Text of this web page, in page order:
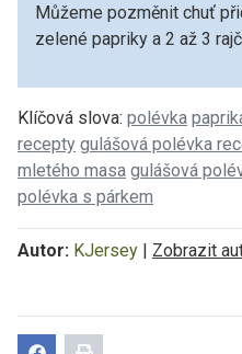
Můžeme pozměnit chuť
zelené papriky a 2 až 3
Klíčová slova: polévka
recepty gulášová polévka
mletého masa gulášová
polévka s párkem
Autor: KJersey | Zobrazit